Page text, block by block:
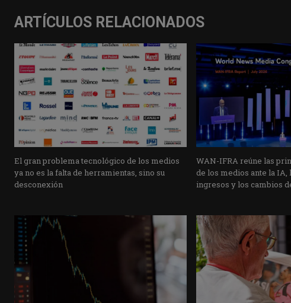
ARTÍCULOS RELACIONADOS
El gran problema tecnológico de los medios
ya no es la falta de herramientas, sino su
desconexión
WAN-IFRA reúne las
de los medios ante la IA,
ingresos y los cambios